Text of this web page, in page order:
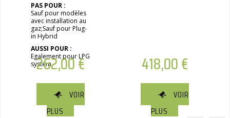
PAS POUR :
Sauf pour modèles
avec installation au
gaz;Sauf pour Plug-
in Hybrid
AUSSI POUR :
Egalement pour LPG
system
262,00€
VOIR
PLUS
418,00€
VOIR
PLUS